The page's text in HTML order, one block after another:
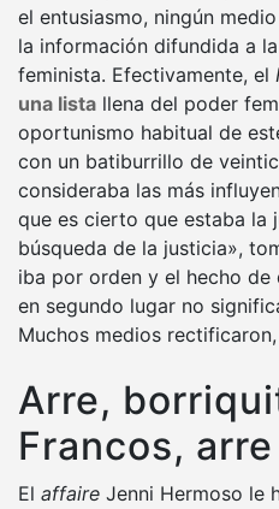
el entusiasmo, ningún
la información difundida a
feminista. Efectivamente, el
una lista llena del poder
oportunismo habitual de
con un batiburrillo de
consideraba las más
que es cierto que estaba la
búsqueda de la justicia»,
iba por orden y el hecho de
en segundo lugar no
Muchos medios
Arre,
Francos, arre
El affaire Jenni Hermoso le